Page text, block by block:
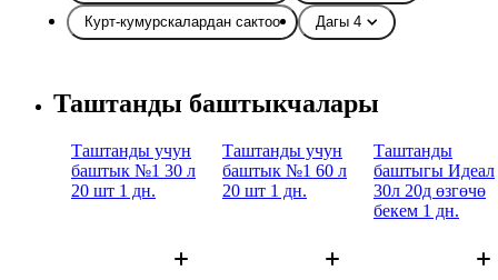
Үй тиричилик товарлары
Курт-кумурскалардан сактоо Дагы 4
Таштанды баштыкчалары
Таштанды учун
баштык №1 30 л
20 шт 1 дн.
Таштанды учун
баштык №1 60 л
20 шт 1 дн.
Таштанды
баштыгы Идеал
30л 20д өзгөчө
бекем 1 дн.